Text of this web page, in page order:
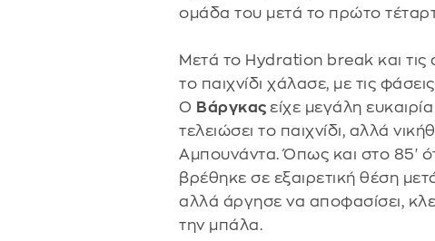
ομάδα του μετά το πρώτο
Μετά το Hydration break και τις
το παιχνίδι χάλασε, με τις φάσεις
Ο Βάργκας είχε μεγάλη
τελειώσει το παιχνίδι, αλλά
Αμπουνάντα. Όπως και στο 85'
βρέθηκε σε εξαιρετική θέση
αλλά άργησε να αποφασίσει,
την μπάλα.